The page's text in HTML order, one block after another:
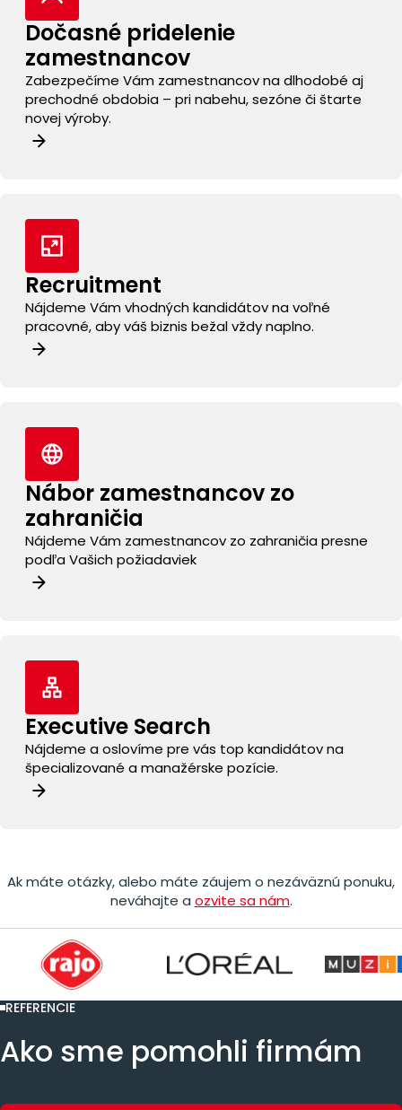
Dočasné pridelenie
zamestnancov
Zabezpečíme Vám zamestnancov na dlhodobé aj
prechodné obdobia – pri nabehu, sezóne či štarte
novej výroby.
Recruitment
Nájdeme Vám vhodných kandidátov na voľné
pracovné, aby váš biznis bežal vždy naplno.
Nábor zamestnancov zo
zahraničia
Nájdeme Vám zamestnancov zo zahraničia presne
podľa Vašich požiadaviek
Executive Search
Nájdeme a oslovíme pre vás top kandidátov na
špecializované a manažérske pozície.
Ak máte otázky, alebo máte záujem o nezáväznú ponuku,
neváhajte a ozvite sa nám.
REFERENCIE
Ako sme pomohli firmám